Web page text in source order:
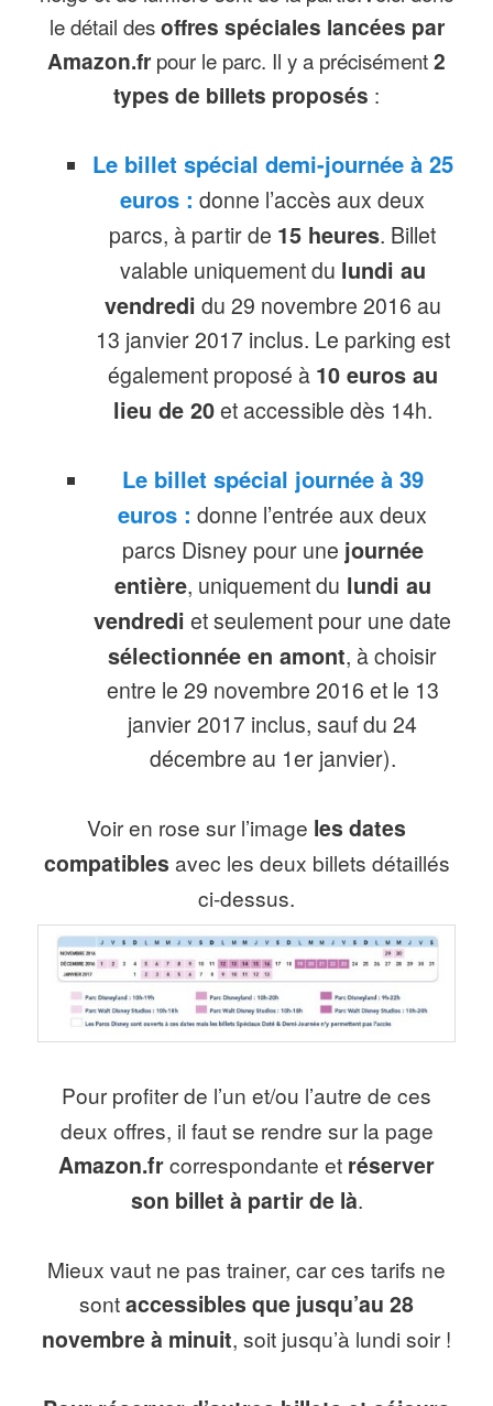
le détail desoffres spéciales lancées par
Amazon.fr pour le parc. Il y a précisément2
types de billets proposés :
Le billet spécial demi-journée à 25
euros : donne l’accès aux deux
parcs, à partir de 15 heures. Billet
valable uniquement du lundi au
vendredi du 29 novembre 2016 au
13 janvier 2017 inclus. Le parking est
également proposé à 10 euros au
lieu de 20et accessible dès 14h.
Le billet spécial journée à 39
euros : donne l’entrée aux deux
parcs Disney pour une journée
entière, uniquement du lundi au
vendredi et seulement pour une date
sélectionnée en amont, à choisir
entre le 29 novembre 2016 et le 13
janvier 2017 inclus, sauf du 24
décembre au 1er janvier).
Voir en rose sur l’image les dates
compatibles avec les deux billets détaillés
ci-dessus.
Pour profiter de l’un et/ou l’autre de ces
deux offres, il faut se rendre sur la page
Amazon.frcorrespondante et réserver
son billet à partir de là.
Mieux vaut ne pas trainer, car ces tarifs ne
sontaccessibles que jusqu’au 28
novembre à minuit, soit jusqu’à lundi soir !